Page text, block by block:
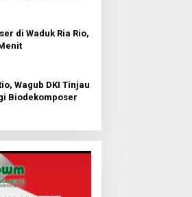
di Waduk Ria Rio,
Wagub DKI Tinjau
Biodekomposer